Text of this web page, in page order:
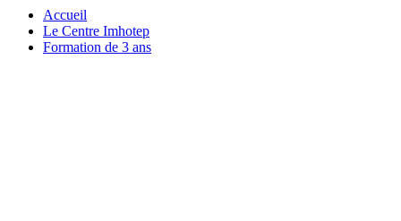
Accueil
Le Centre Imhotep
Formation de 3 ans